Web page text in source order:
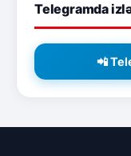
Telegramda
📲